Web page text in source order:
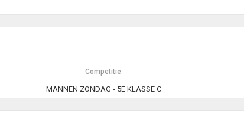
Competitie
MANNEN ZONDAG - 5E KLASSE C